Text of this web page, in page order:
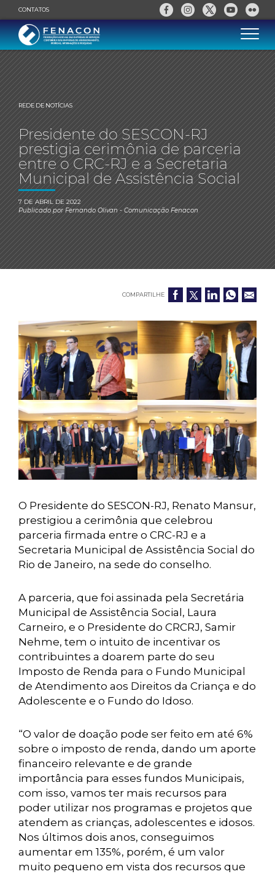
CONTATOS
REDE DE NOTÍCIAS
Presidente do SESCON-RJ
prestigia cerimônia de parceria
entre o CRC-RJ e a Secretaria
Municipal de Assistência Social
7 DE ABRIL DE 2022
Publicado porFernando Olivan- Comunicação Fenacon
COMPARTILHE
O Presidente do SESCON-RJ, Renato Mansur,
prestigiou a cerimônia que celebrou
parceria firmada entre o CRC-RJ e a
Secretaria Municipal de Assistência Social do
Rio de Janeiro, na sede do conselho.
A parceria, que foi assinada pela Secretária
Municipal de Assistência Social, Laura
Carneiro, e o Presidente do CRCRJ, Samir
Nehme, tem o intuito de incentivar os
contribuintes a doarem parte do seu
Imposto de Renda para o Fundo Municipal
de Atendimento aos Direitos da Criança e do
Adolescente e o Fundo do Idoso.
“O valor de doação pode ser feito em até 6%
sobre o imposto de renda, dando um aporte
financeiro relevante e de grande
importância para esses fundos Municipais,
com isso, vamos ter mais recursos para
poder utilizar nos programas e projetos que
atendem as crianças, adolescentes e idosos.
Nos últimos dois anos, conseguimos
aumentar em 135%, porém, é um valor
muito pequeno em vista dos recursos que